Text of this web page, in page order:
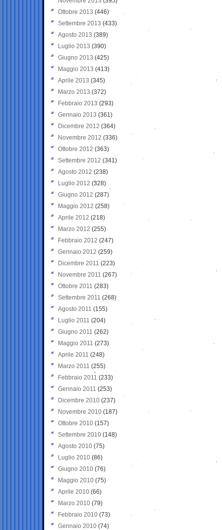
Ottobre 2013 (446)
Settembre 2013 (433)
Agosto 2013 (389)
Luglio 2013 (390)
Giugno 2013 (425)
Maggio 2013 (413)
Aprile 2013 (345)
Marzo 2013 (372)
Febbraio 2013 (293)
Gennaio 2013 (361)
Dicembre 2012 (364)
Novembre 2012 (336)
Ottobre 2012 (363)
Settembre 2012 (341)
Agosto 2012 (238)
Luglio 2012 (328)
Giugno 2012 (287)
Maggio 2012 (258)
Aprile 2012 (218)
Marzo 2012 (255)
Febbraio 2012 (247)
Gennaio 2012 (259)
Dicembre 2011 (223)
Novembre 2011 (267)
Ottobre 2011 (283)
Settembre 2011 (268)
Agosto 2011 (155)
Luglio 2011 (204)
Giugno 2011 (262)
Maggio 2011 (273)
Aprile 2011 (248)
Marzo 2011 (255)
Febbraio 2011 (233)
Gennaio 2011 (253)
Dicembre 2010 (237)
Novembre 2010 (187)
Ottobre 2010 (157)
Settembre 2010 (148)
Agosto 2010 (75)
Luglio 2010 (86)
Giugno 2010 (76)
Maggio 2010 (75)
Aprile 2010 (66)
Marzo 2010 (79)
Febbraio 2010 (73)
Gennaio 2010 (74)